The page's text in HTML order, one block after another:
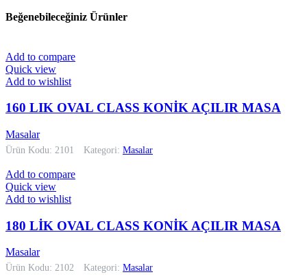
Beğenebileceğiniz Ürünler
Add to compare
Quick view
Add to wishlist
160 LIK OVAL CLASS KONİK AÇILIR MASA
Masalar
Ürün Kodu: 2101 Kategori: Masalar
Add to compare
Quick view
Add to wishlist
180 LİK OVAL CLASS KONİK AÇILIR MASA
Masalar
Ürün Kodu: 2102 Kategori: Masalar